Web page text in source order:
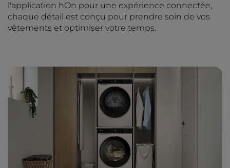
l'application hOn pour une expérience connectée,
chaque détail est conçu pour prendre soin de vos
vêtements et optimiser votre temps.